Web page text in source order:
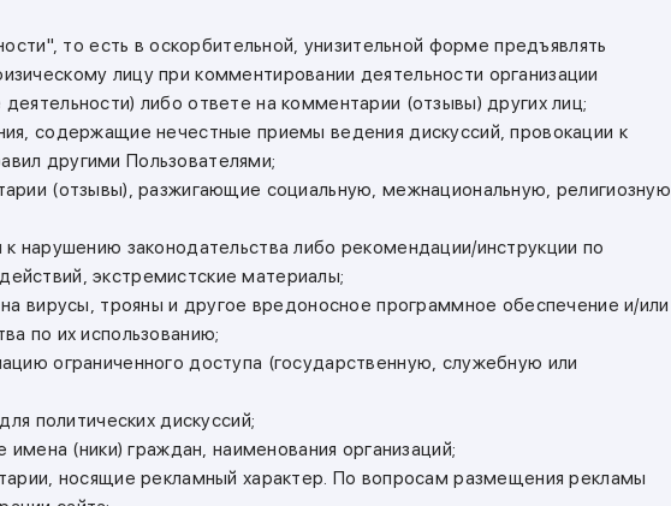
то есть в оскорбительной, унизительной форме предъявлять
лицу при комментировании деятельности организации
либо ответе на комментарии (отзывы) других лиц;
содержащие нечестные приемы ведения дискуссий, провокации к
другими Пользователями;
(отзывы), разжигающие социальную, межнациональную, религиозную
нарушению законодательства либо рекомендации/инструкции по
экстремистские материалы;
вирусы, трояны и другое вредоносное программное обеспечение и/или
по их использованию;
ограниченного доступа (государственную, служебную или
политических дискуссий;
имена (ники) граждан, наименования организаций;
носящие рекламный характер. По вопросам размещения рекламы